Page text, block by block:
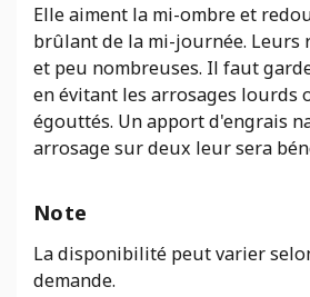
Elle aiment la mi-ombre et
brûlant de la mi-journée. Leurs
et peu nombreuses. Il faut
en évitant les arrosages lourds
égouttés. Un apport d'engrais
arrosage sur deux leur sera
Note
La disponibilité peut varier
demande.